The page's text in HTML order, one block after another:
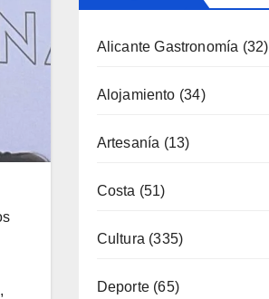
Alicante Gastronomía (32)
Alojamiento (34)
Artesanía (13)
Costa (51)
Cultura (335)
Deporte(65)